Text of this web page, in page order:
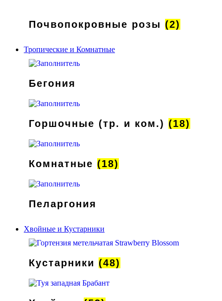
Почвопокровные розы (2)
Тропические и Комнатные
Бегония
Горшочные (тр. и ком.) (18)
Комнатные (18)
Пеларгония
Хвойные и Кустарники
Кустарники (48)